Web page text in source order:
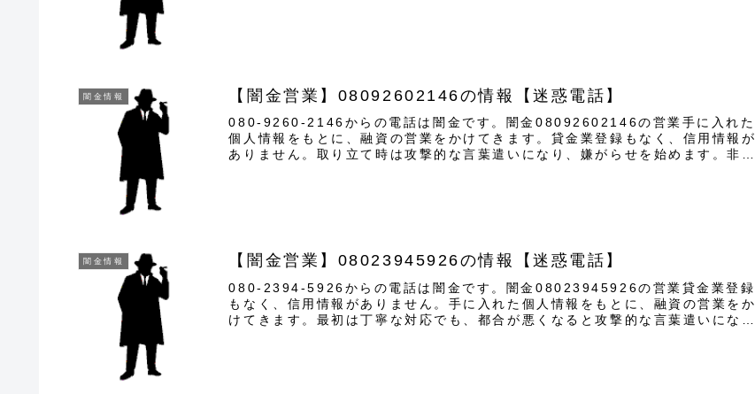
闇金情報 【闇金営業】08092602146の情報【迷惑電話】
080-9260-2146からの電話は闇金です。闇金08092602146の営業手に入れた
個人情報をもとに、融資の営業をかけてきます。貸金業登録もなく、信用情報が
ありません。取り立て時は攻撃的な言葉遣いになり、嫌がらせを始めます。非常
闇金情報 【闇金営業】08023945926の情報【迷惑電話】
080-2394-5926からの電話は闇金です。闇金08023945926の営業貸金業登録
もなく、信用情報がありません。手に入れた個人情報をもとに、融資の営業をか
けてきます。最初は丁寧な対応でも、都合が悪くなると攻撃的な言葉遣いにな